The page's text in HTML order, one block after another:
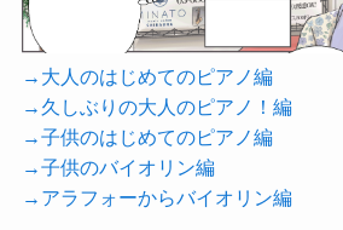
→大人のはじめてのピアノ編
→久しぶりの大人のピアノ！編
→子供のはじめてのピアノ編
→子供のバイオリン編
→アラフォーからバイオリン編